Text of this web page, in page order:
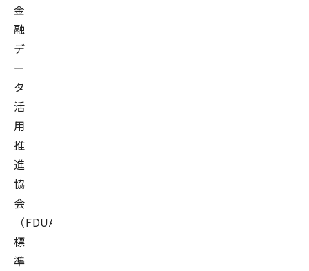
金
融
デ
ー
タ
活
用
推
進
協
会
（FDUA）
標
準